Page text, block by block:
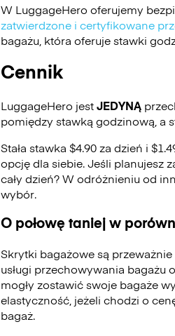
W LuggageHero oferujemy
zatwierdzone i certyfikowane
bagażu, która oferuje stawki
Cennik
LuggageHero jestJEDYNĄ
pomiędzy stawką godzinową, a
Stała stawka $4.90 za dzień i
opcję dla siebie. Jeśli planujesz
cały dzień? W odróżnieniu od
wybór.
O połowę taniej w
Skrytki bagażowe są
usługi przechowywania bagażu
mogły zostawić swoje bagaże
elastyczność, jeżeli chodzi o
bagaż.